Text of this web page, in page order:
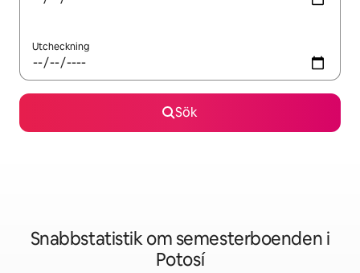
Utcheckning
Sök
Snabbstatistik om semesterboenden i
Potosí